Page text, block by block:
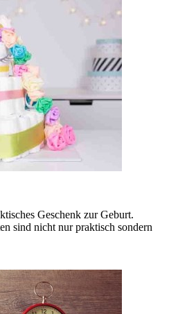
Geschenk zur Geburt.
sind nicht nur praktisch sondern